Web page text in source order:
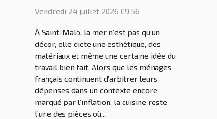
patrimoine maritime
Vendredi 24 juillet 2026 09:56
À Saint-Malo, la mer n’est pas qu’un
décor, elle dicte une esthétique, des
matériaux et même une certaine idée du
travail bien fait. Alors que les ménages
français continuent d’arbitrer leurs
dépenses dans un contexte encore
marqué par l’inflation, la cuisine reste
l’une des pièces où...